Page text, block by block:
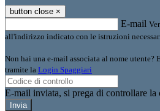
button close ×
E-mail
all'indirizzo indicato con le istruzioni
Non hai una e-mail associata al nome utente?
tramite la Login Spaggiari
E-mail inviata, si prega di controllare la